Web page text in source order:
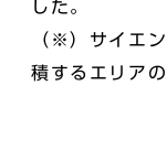
した。
（※）サイエ
積するエリア